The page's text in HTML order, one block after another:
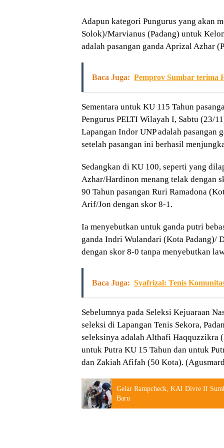
Adapun kategori Pungurus yang akan
Solok)/Marvianus (Padang) untuk
adalah pasangan ganda Aprizal Azhar
Baca Juga: Pemprov Sumbar terima
Sementara untuk KU 115 Tahun
Pengurus PELTI Wilayah I, Sabtu (23/
Lapangan Indor UNP adalah pasangan
setelah pasangan ini berhasil
Sedangkan di KU 100, seperti yang
Azhar/Hardinon menang telak dengan
90 Tahun pasangan Ruri Ramadona
Arif/Jon dengan skor 8-1.
Ia menyebutkan untuk ganda putri
ganda Indri Wulandari (Kota Padang)/
dengan skor 8-0 tanpa menyebutkan
Baca Juga: Syafrizal: Tenis
Sebelumnya pada Seleksi Kejuaraan
seleksi di Lapangan Tenis Sekora,
seleksinya adalah Althafi Haqquzzikra
untuk Putra KU 15 Tahun dan untuk
dan Zakiah Afifah (50 Kota).
Gelar Rampcheck, KAI Divre II
Baru